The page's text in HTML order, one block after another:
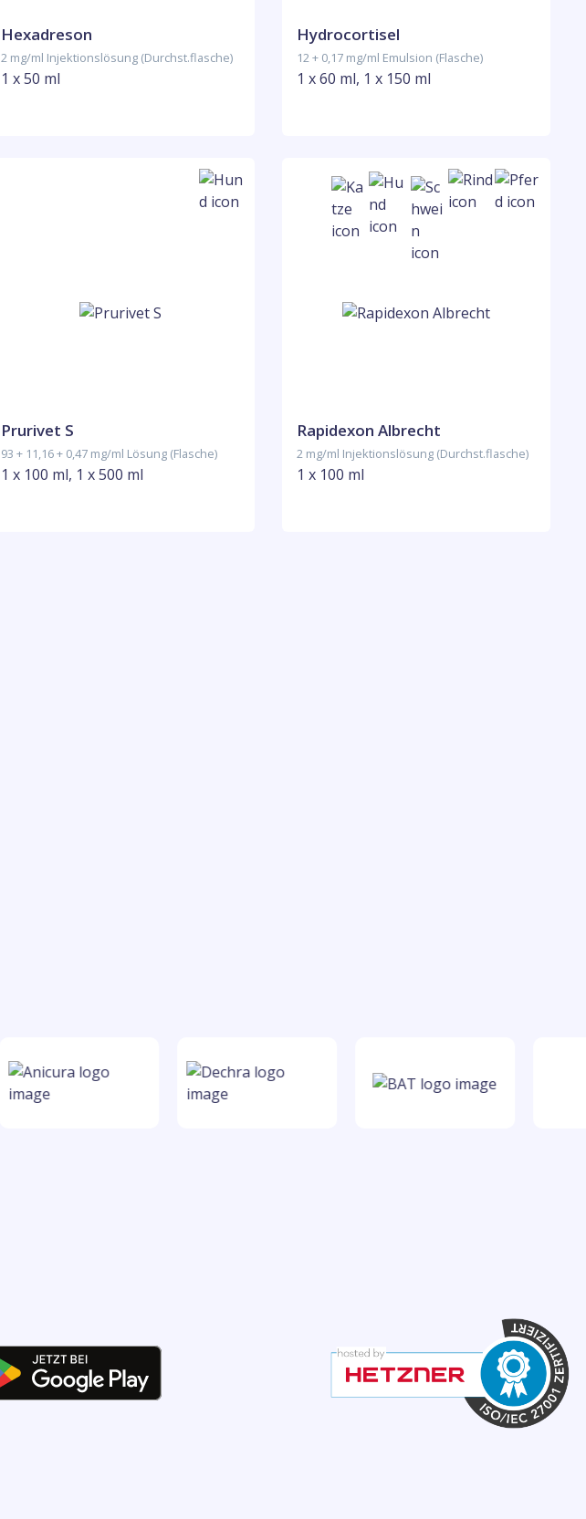
Hexadreson
2 mg/ml Injektionslösung (Durchst.flasche)
1 x 50 ml
Hydrocortisel
12 + 0,17 mg/ml Emulsion (Flasche)
1 x 60 ml, 1 x 150 ml
Prurivet S
93 + 11,16 + 0,47 mg/ml Lösung (Flasche)
1 x 100 ml, 1 x 500 ml
Rapidexon Albrecht
2 mg/ml Injektionslösung (Durchst.flasche)
1 x 100 ml